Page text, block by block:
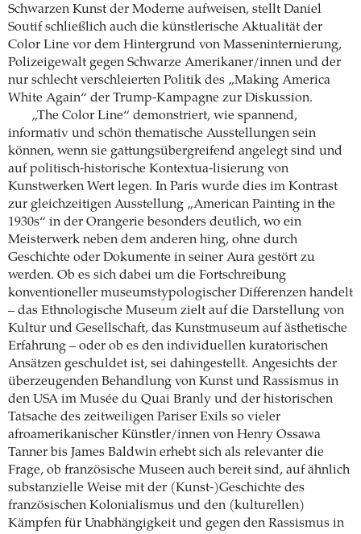
Schwarzen Kunst der Moderne aufweisen, stellt Daniel
Soutif schließlich auch die künstlerische Aktualität der
Color Line vor dem Hintergrund von Masseninternierung,
Polizeigewalt gegen Schwarze Amerikaner/innen und der
nur schlecht verschleierten Politik des „Making America
White Again“ der Trump-Kampagne zur Diskussion.
„The Color Line“ demonstriert, wie spannend,
informativ und schön thematische Ausstellungen sein
können, wenn sie gattungsübergreifend angelegt sind und
auf politisch-historische Kontextua-lisierung von
Kunstwerken Wert legen. In Paris wurde dies im Kontrast
zur gleichzeitigen Ausstellung „American Painting in the
1930s“ in der Orangerie besonders deutlich, wo ein
Meisterwerk neben dem anderen hing, ohne durch
Geschichte oder Dokumente in seiner Aura gestört zu
werden. Ob es sich dabei um die Fortschreibung
konventioneller museumstypologischer Differenzen handelt
– das Ethnologische Museum zielt auf die Darstellung von
Kultur und Gesellschaft, das Kunstmuseum auf ästhetische
Erfahrung – oder ob es den individuellen kuratorischen
Ansätzen geschuldet ist, sei dahingestellt. Angesichts der
überzeugenden Behandlung von Kunst und Rassismus in
den USA im Musée du Quai Branly und der historischen
Tatsache des zeitweiligen Pariser Exils so vieler
afroamerikanischer Künstler/innen von Henry Ossawa
Tanner bis James Baldwin erhebt sich als relevanter die
Frage, ob französische Museen auch bereit sind, auf ähnlich
substanzielle Weise mit der (Kunst-)Geschichte des
französischen Kolonialismus und den (kulturellen)
Kämpfen für Unabhängigkeit und gegen den Rassismus in